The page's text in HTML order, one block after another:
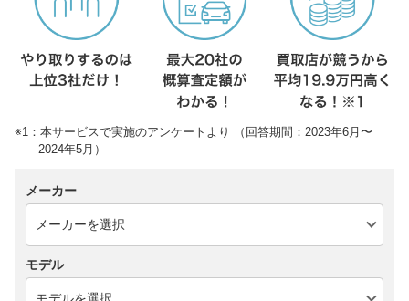
※1：本サービスで実施のアンケートより （回答期間：2023年6月〜
2024年5月）
メーカー
モデル